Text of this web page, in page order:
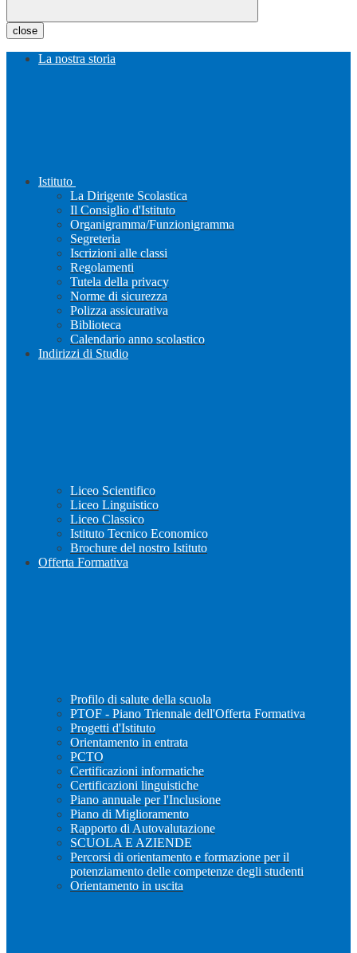
close
La nostra storia
Istituto
La Dirigente Scolastica
Il Consiglio d'Istituto
Organigramma/Funzionigramma
Segreteria
Iscrizioni alle classi
Regolamenti
Tutela della privacy
Norme di sicurezza
Polizza assicurativa
Biblioteca
Calendario anno scolastico
Indirizzi di Studio
Liceo Scientifico
Liceo Linguistico
Liceo Classico
Istituto Tecnico Economico
Brochure del nostro Istituto
Offerta Formativa
Profilo di salute della scuola
PTOF - Piano Triennale dell'Offerta Formativa
Progetti d'Istituto
Orientamento in entrata
PCTO
Certificazioni informatiche
Certificazioni linguistiche
Piano annuale per l'Inclusione
Piano di Miglioramento
Rapporto di Autovalutazione
SCUOLA E AZIENDE
Percorsi di orientamento e formazione per il
potenziamento delle competenze degli studenti
Orientamento in uscita